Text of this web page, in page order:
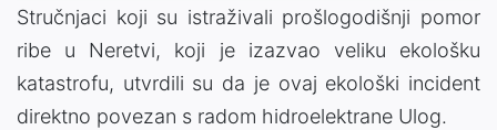
Stručnjaci koji su istraživali prošlogodišnji pomor
ribe u Neretvi, koji je izazvao veliku ekološku
katastrofu, utvrdili su da je ovaj ekološki incident
direktno povezan s radom hidroelektrane Ulog.